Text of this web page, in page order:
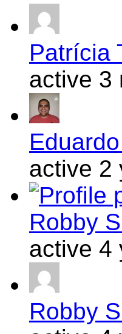
Patrícia
active 3
active 2
Robby
active 4
Robby